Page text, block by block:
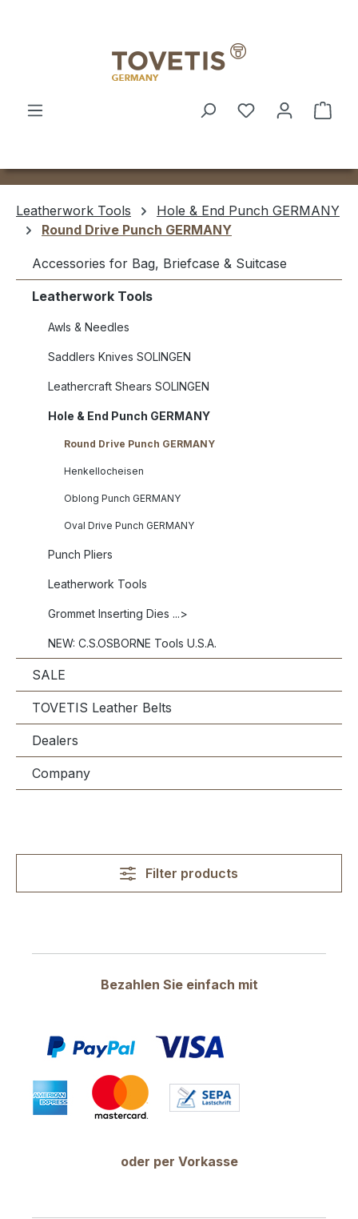
Leatherwork Tools
Hole & End Punch GERMANY
Round Drive Punch GERMANY
Accessories for Bag, Briefcase & Suitcase
Leatherwork Tools
Awls & Needles
Saddlers Knives SOLINGEN
Leathercraft Shears SOLINGEN
Hole & End Punch GERMANY
Round Drive Punch GERMANY
Henkellocheisen
Oblong Punch GERMANY
Oval Drive Punch GERMANY
Punch Pliers
Leatherwork Tools
Grommet Inserting Dies ...>
NEW: C.S.OSBORNE Tools U.S.A.
SALE
TOVETIS Leather Belts
Dealers
Company
Filter products
Bezahlen Sie einfach mit
oder per Vorkasse